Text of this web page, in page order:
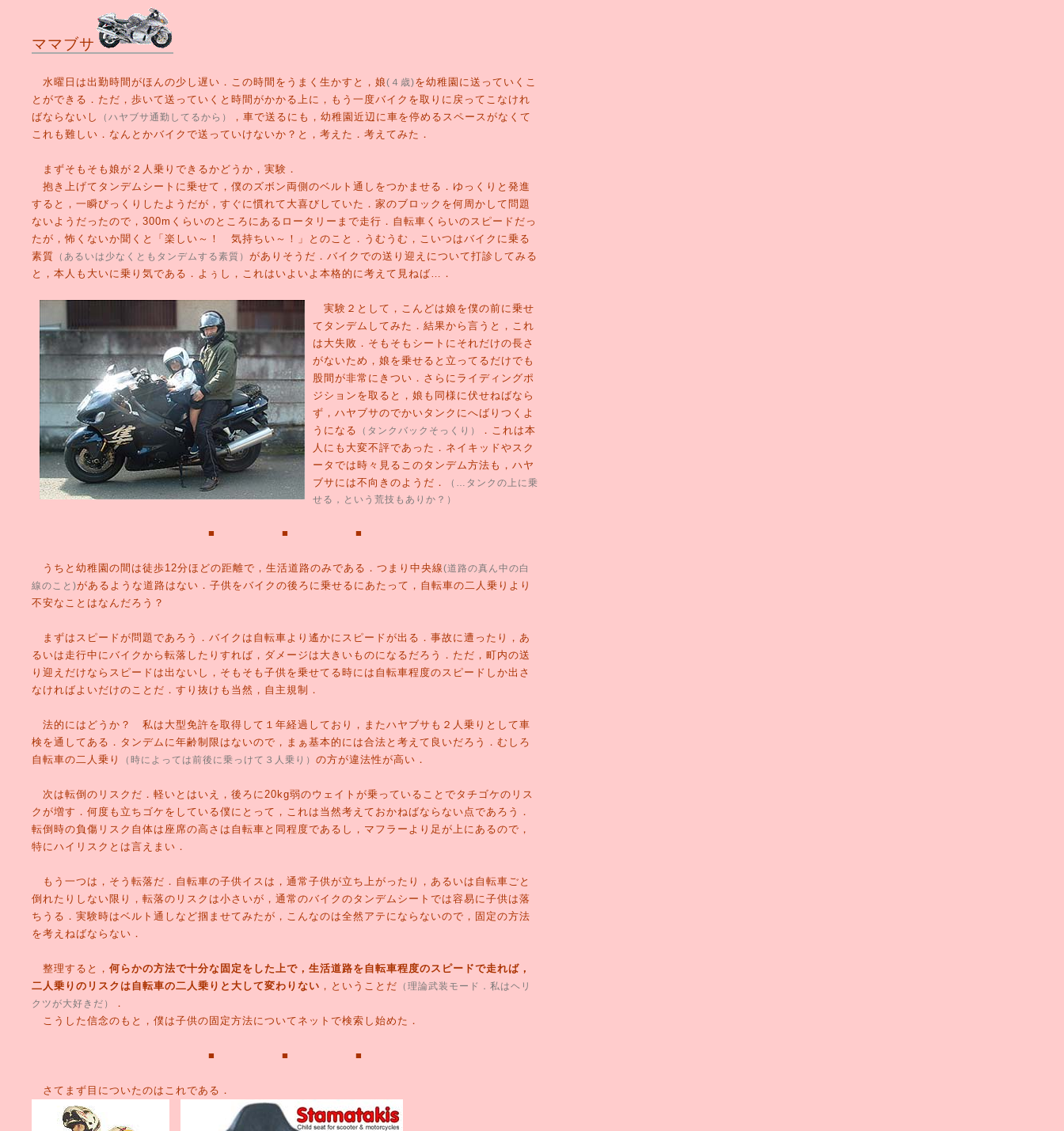
ママブサ
水曜日は出勤時間がほんの少し遅い．この時間をうまく生かすと，娘(４歳)を幼稚園に送っていくこ
とができる．ただ，歩いて送っていくと時間がかかる上に，もう一度バイクを取りに戻ってこなけれ
ばならないし
（ハヤブサ通勤してるから）
，車で送るにも，幼稚園近辺に車を停めるスペースがなくて
これも難しい．なんとかバイクで送っていけないか？と，考えた．考えてみた．
まずそもそも娘が２人乗りできるかどうか，実験．
抱き上げてタンデムシートに乗せて，僕のズボン両側のベルト通しをつかませる．ゆっくりと発進
すると，一瞬びっくりしたようだが，すぐに慣れて大喜びしていた．家のブロックを何周かして問題
ないようだったので，300mくらいのところにあるロータリーまで走行．自転車くらいのスピードだっ
たが，怖くないか聞くと「楽しい～！ 気持ちい～！」とのこと．うむうむ，こいつはバイクに乗る
素質 （あるいは少なくともタンデムする素質） がありそうだ．バイクでの送り迎えについて打診してみる
と，本人も大いに乗り気である．よぅし，これはいよいよ本格的に考えて見ねば…．
実験２として，こんどは娘を僕の前に乗せ
てタンデムしてみた．結果から言うと，これ
は大失敗．そもそもシートにそれだけの長さ
がないため，娘を乗せると立ってるだけでも
股間が非常にきつい．さらにライディングポ
ジションを取ると，娘も同様に伏せねばなら
ず，ハヤブサのでかいタンクにへばりつくよ
うになる
（タンクバックそっくり）
．これは本
人にも大変不評であった．ネイキッドやスク
ータでは時々見るこのタンデム方法も，ハヤ
ブサには不向きのようだ．
（…タンクの上に乗
せる，という荒技もありか？）
■ ■ ■
うちと幼稚園の間は徒歩12分ほどの距離で，生活道路のみである．つまり中央線(道路の真ん中の白
線のこと)があるような道路はない．子供をバイクの後ろに乗せるにあたって，自転車の二人乗りより
不安なことはなんだろう？
まずはスピードが問題であろう．バイクは自転車より遙かにスピードが出る．事故に遭ったり，あ
るいは走行中にバイクから転落したりすれば，ダメージは大きいものになるだろう．ただ，町内の送
り迎えだけならスピードは出ないし，そもそも子供を乗せてる時には自転車程度のスピードしか出さ
なければよいだけのことだ．すり抜けも当然，自主規制．
法的にはどうか？ 私は大型免許を取得して１年経過しており，またハヤブサも２人乗りとして車
検を通してある．タンデムに年齢制限はないので，まぁ基本的には合法と考えて良いだろう．むしろ
自転車の二人乗り
（時によっては前後に乗っけて３人乗り） の方が違法性が高い．
次は転倒のリスクだ．軽いとはいえ，後ろに20kg弱のウェイトが乗っていることでタチゴケのリス
クが増す．何度も立ちゴケをしている僕にとって，これは当然考えておかねばならない点であろう．
転倒時の負傷リスク自体は座席の高さは自転車と同程度であるし，マフラーより足が上にあるので，
特にハイリスクとは言えまい．
もう一つは，そう転落だ．自転車の子供イスは，通常子供が立ち上がったり，あるいは自転車ごと
倒れたりしない限り，転落のリスクは小さいが，通常のバイクのタンデムシートでは容易に子供は落
ちうる．実験時はベルト通しなど掴ませてみたが，こんなのは全然アテにならないので，固定の方法
を考えねばならない．
整理すると， 何らかの方法で十分な固定をした上で，生活道路を自転車程度のスピードで走れば，
二人乗りのリスクは自転車の二人乗りと大して変わりない ，ということだ （理論武装モード．私はヘリ
クツが大好きだ）
．
こうした信念のもと，僕は子供の固定方法についてネットで検索し始めた．
■ ■ ■
さてまず目についたのはこれである．